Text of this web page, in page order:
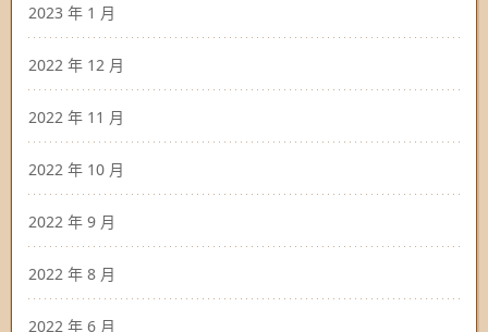
2023 年 1 月
2022 年 12 月
2022 年 11 月
2022 年 10 月
2022 年 9 月
2022 年 8 月
2022 年 6 月